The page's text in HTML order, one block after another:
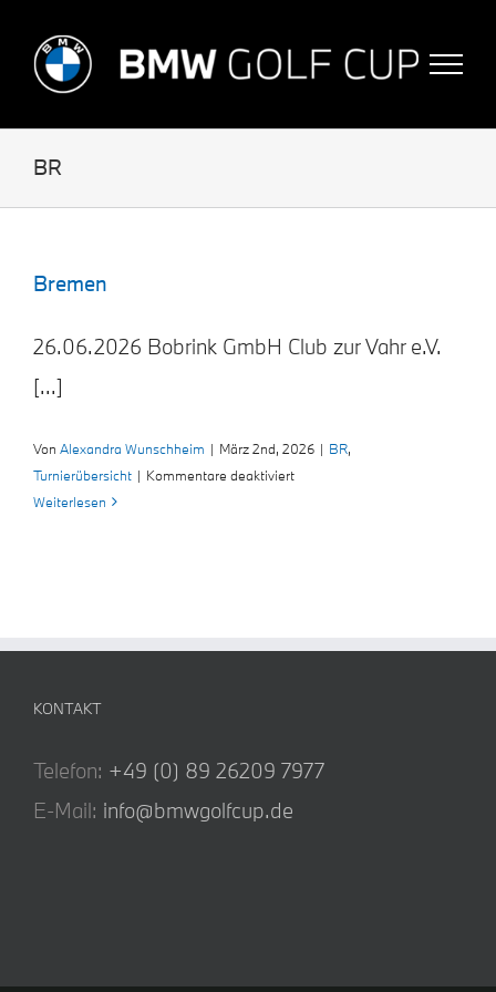
content
BR
Bremen
26.06.2026 Bobrink GmbH Club zur Vahr e.V.
[...]
Von Alexandra Wunschheim | März 2nd, 2026 | BR,
Turnierübersicht | Kommentare deaktiviertfür
Weiterlesen
KONTAKT
Telefon: +49 (0) 89 26209 7977
E-Mail: info@bmwgolfcup.de